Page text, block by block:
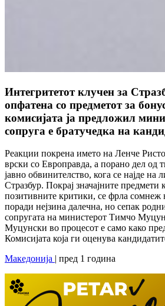
Интегритетот клучен за
опфатена со предметот за
комисијата ја предложил
сопруга е братучедка на
Реакции покрена името на Ленче
врски со Европравда, а порано дел од
јавно обвинителство, кога се најде на
Стразбур. Покрај значајните предмети
позитивните критики, се фрла сомнеж
поради нејзина далечна, но сепак
сопругата на министерот Тимчо
Муцунски во процесот е само како
Комисијата која ги оценува
Македонија | пред 1 година